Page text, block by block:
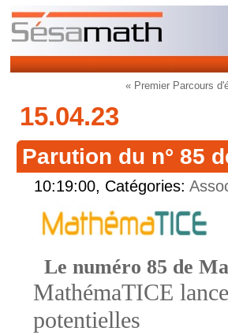
« Premier Parcours
15.04.23
Parution du n° 85
10:19:00, Catégories:
Le numéro 85 de
MathémaTICE
potentielles